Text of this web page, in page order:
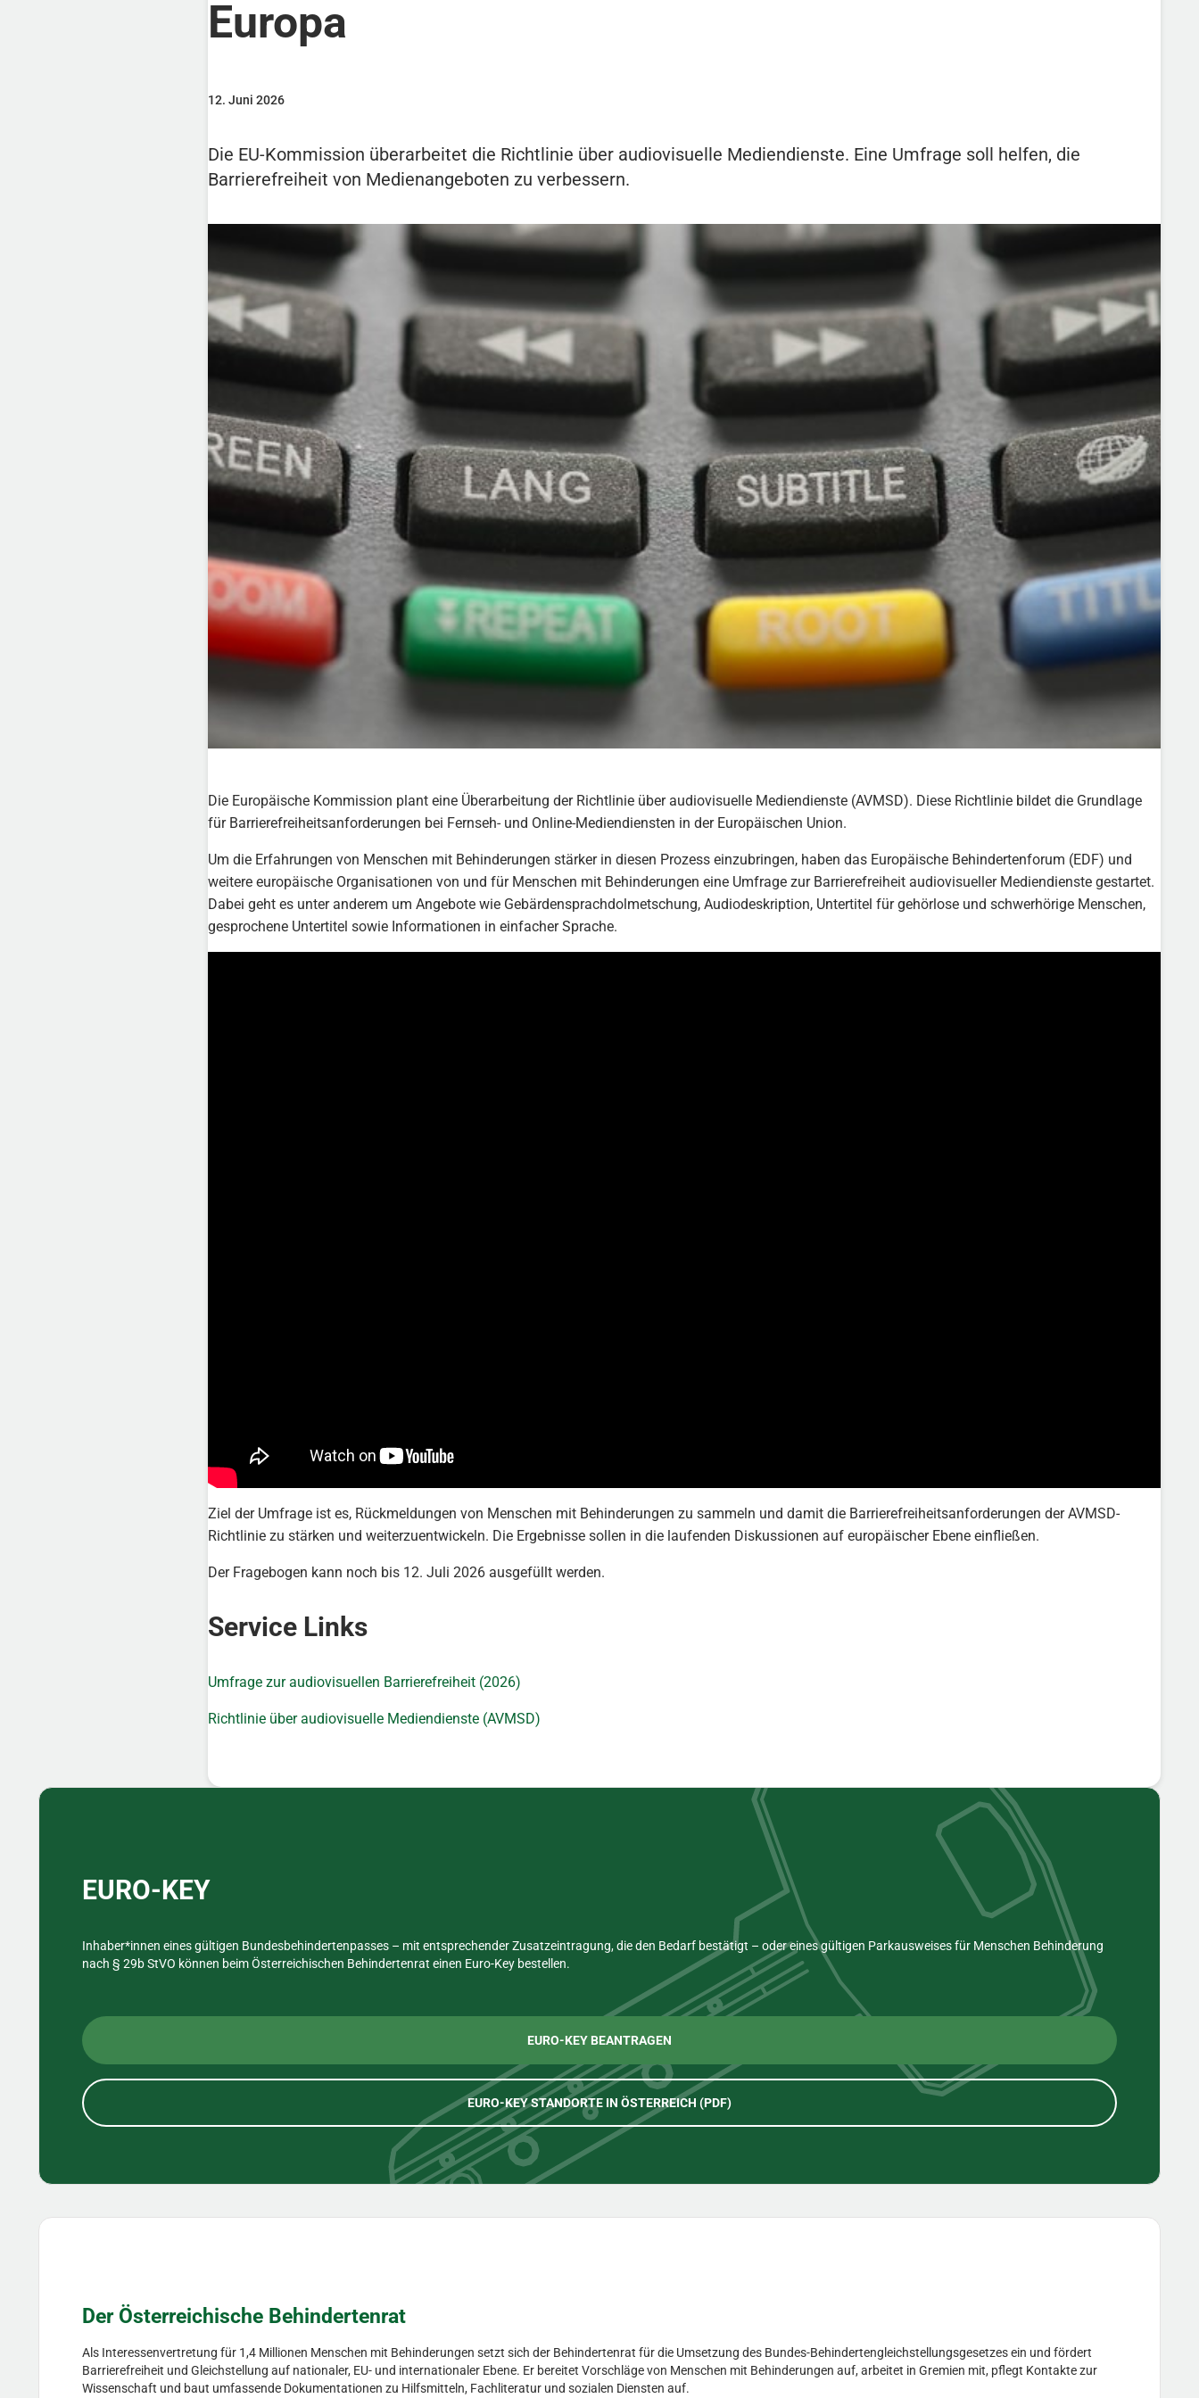
Europa
12. Juni 2026
Die EU-Kommission überarbeitet die Richtlinie über audiovisuelle Mediendienste. Eine Umfrage soll helfen, die
Barrierefreiheit von Medienangeboten zu verbessern.
Die Europäische Kommission plant eine Überarbeitung der Richtlinie über audiovisuelle Mediendienste (AVMSD). Diese Richtlinie bildet die Grundlage
für Barrierefreiheitsanforderungen bei Fernseh- und Online-Mediendiensten in der Europäischen Union.
Um die Erfahrungen von Menschen mit Behinderungen stärker in diesen Prozess einzubringen, haben das Europäische Behindertenforum (EDF) und
weitere europäische Organisationen von und für Menschen mit Behinderungen eine Umfrage zur Barrierefreiheit audiovisueller Mediendienste gestartet.
Dabei geht es unter anderem um Angebote wie Gebärdensprachdolmetschung, Audiodeskription, Untertitel für gehörlose und schwerhörige Menschen,
gesprochene Untertitel sowie Informationen in einfacher Sprache.
Ziel der Umfrage ist es, Rückmeldungen von Menschen mit Behinderungen zu sammeln und damit die Barrierefreiheitsanforderungen der AVMSD-
Richtlinie zu stärken und weiterzuentwickeln. Die Ergebnisse sollen in die laufenden Diskussionen auf europäischer Ebene einfließen.
Der Fragebogen kann noch bis 12. Juli 2026 ausgefüllt werden.
Service Links
Umfrage zur audiovisuellen Barrierefreiheit (2026)
Richtlinie über audiovisuelle Mediendienste (AVMSD)
Sidebar
EURO-KEY
Inhaber*innen eines gültigen Bundesbehindertenpasses – mit entsprechender Zusatzeintragung, die den Bedarf bestätigt – oder eines gültigen Parkausweises für Menschen Behinderung
nach § 29b StVO können beim Österreichischen Behindertenrat einen Euro-Key bestellen.
EURO-KEY BEANTRAGEN
EURO-KEY STANDORTE IN ÖSTERREICH (PDF)
Der Österreichische Behindertenrat
Als Interessenvertretung für 1,4 Millionen Menschen mit Behinderungen setzt sich der Behindertenrat für die Umsetzung des Bundes-Behindertengleichstellungsgesetzes ein und fördert
Barrierefreiheit und Gleichstellung auf nationaler, EU- und internationaler Ebene. Er bereitet Vorschläge von Menschen mit Behinderungen auf, arbeitet in Gremien mit, pflegt Kontakte zur
Wissenschaft und baut umfassende Dokumentationen zu Hilfsmitteln, Fachliteratur und sozialen Diensten auf.